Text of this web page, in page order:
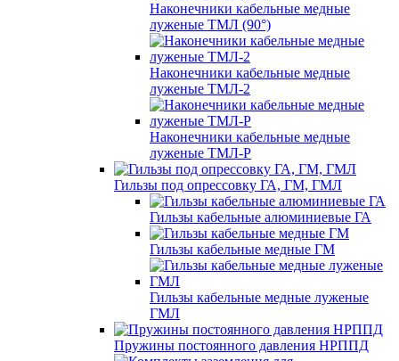
Наконечники кабельные медные
луженые ТМЛ (90°)
Наконечники кабельные медные
луженые ТМЛ-2
Наконечники кабельные медные
луженые ТМЛ-Р
Гильзы под опрессовку ГА, ГМ, ГМЛ
Гильзы кабельные алюминиевые ГА
Гильзы кабельные медные ГМ
Гильзы кабельные медные луженые
ГМЛ
Пружины постоянного давления НРППД